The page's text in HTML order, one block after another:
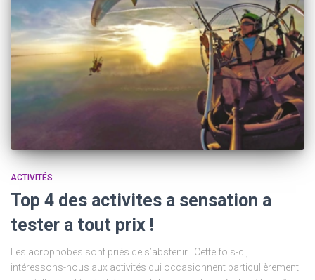
ACTIVITÉS
Top 4 des activites a sensation a
tester a tout prix !
Les acrophobes sont priés de s’abstenir ! Cette fois-ci,
intéressons-nous aux activités qui occasionnent particulièrement